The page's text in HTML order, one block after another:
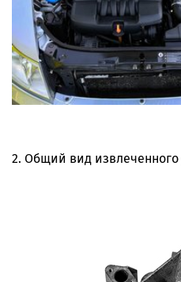
2. Общий вид извлеченного